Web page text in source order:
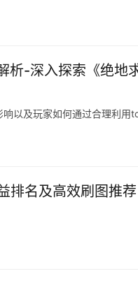
析-深入探索《绝地
以及玩家如何通过合理利用
排名及高效刷图推荐